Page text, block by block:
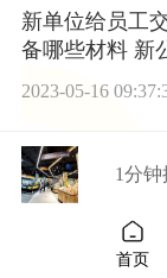
新单位给员工
备哪些材料 新
程是什么？
2023-05-16
重婚罪应该去
2023-05-16
1分
首页